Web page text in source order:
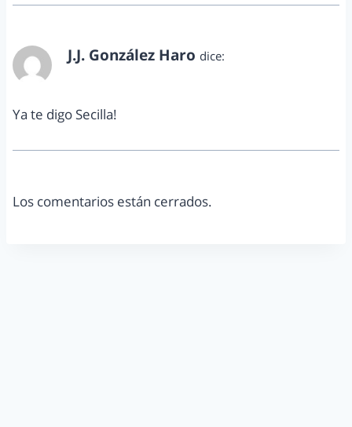
J.J. González Haro dice:
Ya te digo Secilla!
Los comentarios están cerrados.